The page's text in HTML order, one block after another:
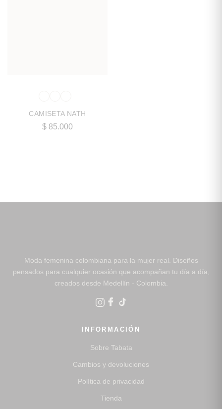
CAMISETA NATH
$ 85.000
Moda femenina colombiana para la mujer real. Diseños
pensados para cualquier ocasión que acompañan tu día a día,
creados desde Medellín - Colombia.
INFORMACIÓN
Sobre Tabata
Cambios y devoluciones
Política de privacidad
Tienda